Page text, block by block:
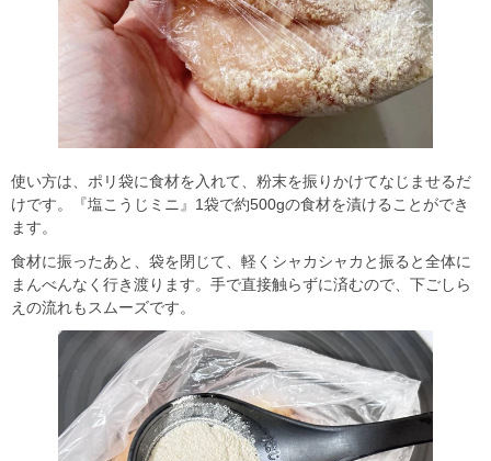
使い方は、ポリ袋に食材を入れて、粉末を振りかけてなじませるだ
けです。『塩こうじミニ』1袋で約500gの食材を漬けることができ
ます。
食材に振ったあと、袋を閉じて、軽くシャカシャカと振ると全体に
まんべんなく行き渡ります。手で直接触らずに済むので、下ごしら
えの流れもスムーズです。